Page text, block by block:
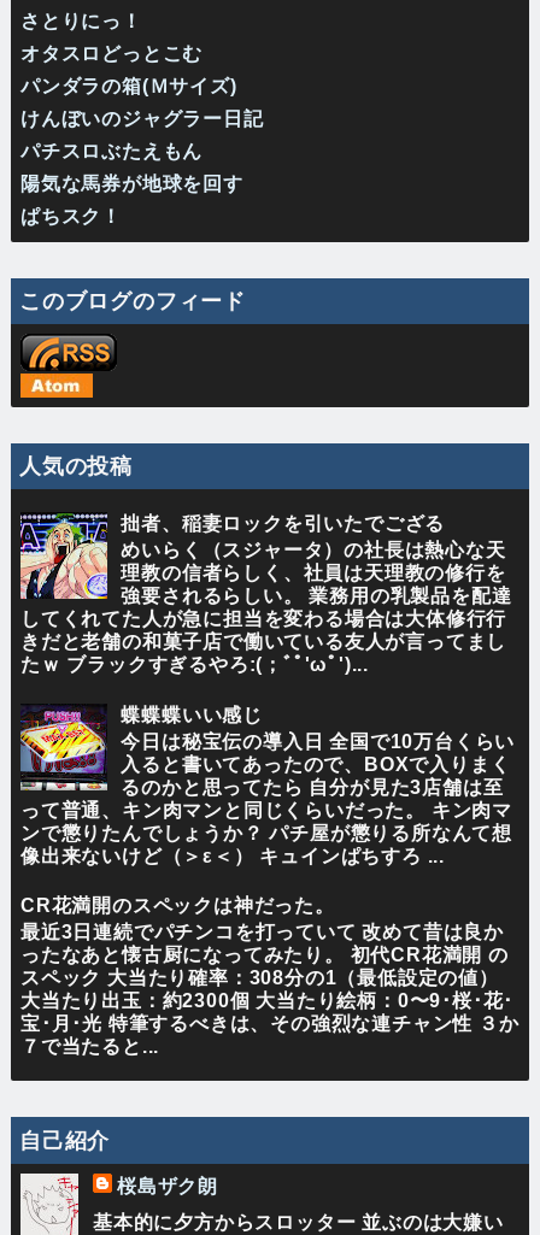
さとりにっ！
オタスロどっとこむ
パンダラの箱(Ｍサイズ)
けんぼいのジャグラー日記
パチスロぶたえもん
陽気な馬券が地球を回す
ぱちスク！
このブログのフィード
人気の投稿
拙者、稲妻ロックを引いたでござる
めいらく（スジャータ）の社長は熱心な天
理教の信者らしく、社員は天理教の修行を
強要されるらしい。 業務用の乳製品を配達
してくれてた人が急に担当を変わる場合は大体修行行
きだと老舗の和菓子店で働いている友人が言ってまし
たｗ ブラックすぎるやろ:(；ﾞﾟ'ωﾟ')...
蝶蝶蝶いい感じ
今日は秘宝伝の導入日 全国で10万台くらい
入ると書いてあったので、BOXで入りまく
るのかと思ってたら 自分が見た3店舗は至
って普通、キン肉マンと同じくらいだった。 キン肉マ
ンで懲りたんでしょうか？ パチ屋が懲りる所なんて想
像出来ないけど（＞ε＜） キュインぱちすろ ...
CR花満開のスペックは神だった。
最近3日連続でパチンコを打っていて 改めて昔は良か
ったなあと懐古厨になってみたり。 初代CR花満開 の
スペック 大当たり確率：308分の1（最低設定の値）
大当たり出玉：約2300個 大当たり絵柄：0〜9･桜･花･
宝･月･光 特筆するべきは、その強烈な連チャン性 ３か
７で当たると...
自己紹介
桜島ザク朗
基本的に夕方からスロッター 並ぶのは大嫌い